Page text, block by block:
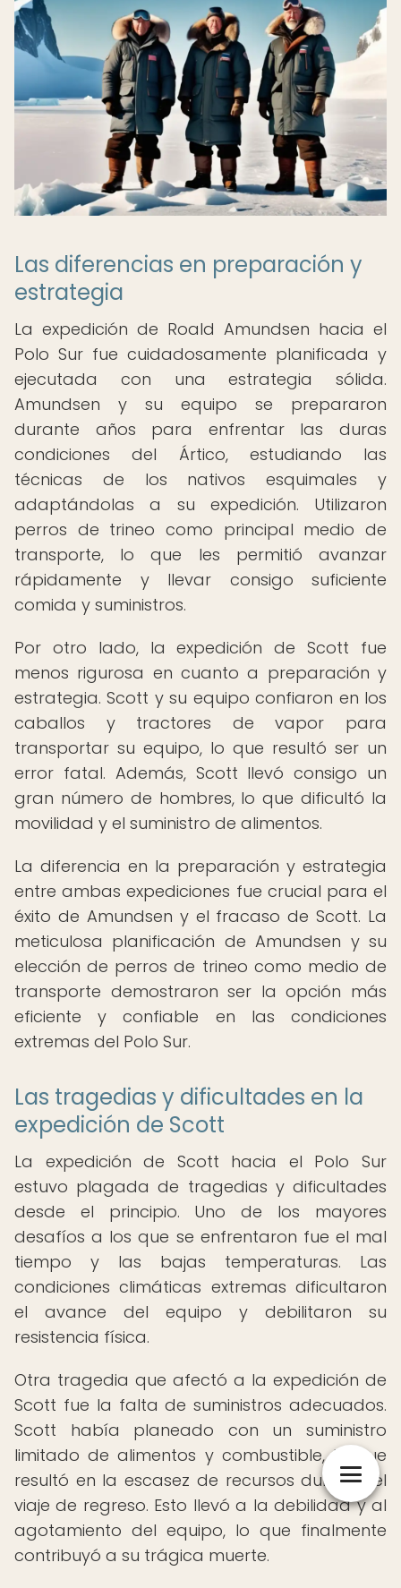
Las diferencias en preparación y
estrategia
La expedición de Roald Amundsen hacia el
Polo Sur fue cuidadosamente planificada y
ejecutada con una estrategia sólida.
Amundsen y su equipo se prepararon
durante años para enfrentar las duras
condiciones del Ártico, estudiando las
técnicas de los nativos esquimales y
adaptándolas a su expedición. Utilizaron
perros de trineo como principal medio de
transporte, lo que les permitió avanzar
rápidamente y llevar consigo suficiente
comida y suministros.
Por otro lado, la expedición de Scott fue
menos rigurosa en cuanto a preparación y
estrategia. Scott y su equipo confiaron en los
caballos y tractores de vapor para
transportar su equipo, lo que resultó ser un
error fatal. Además, Scott llevó consigo un
gran número de hombres, lo que dificultó la
movilidad y el suministro de alimentos.
La diferencia en la preparación y estrategia
entre ambas expediciones fue crucial para el
éxito de Amundsen y el fracaso de Scott. La
meticulosa planificación de Amundsen y su
elección de perros de trineo como medio de
transporte demostraron ser la opción más
eficiente y confiable en las condiciones
extremas del Polo Sur.
Las tragedias y dificultades en la
expedición de Scott
La expedición de Scott hacia el Polo Sur
estuvo plagada de tragedias y dificultades
desde el principio. Uno de los mayores
desafíos a los que se enfrentaron fue el mal
tiempo y las bajas temperaturas. Las
condiciones climáticas extremas dificultaron
el avance del equipo y debilitaron su
resistencia física.
Otra tragedia que afectó a la expedición de
Scott fue la falta de suministros adecuados.
Scott había planeado con un suministro
limitado de alimentos y combustible, lo que
resultó en la escasez de recursos durante el
viaje de regreso. Esto llevó a la debilidad y al
agotamiento del equipo, lo que finalmente
contribuyó a su trágica muerte.